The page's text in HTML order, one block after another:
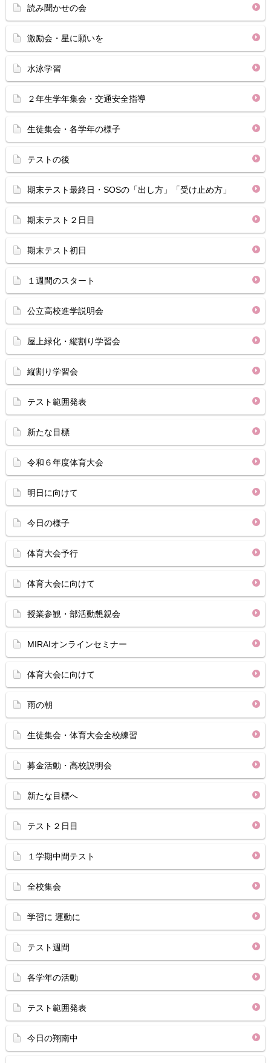
読み聞かせの会
激励会・星に願いを
水泳学習
２年生学年集会・交通安全指導
生徒集会・各学年の様子
テストの後
期末テスト最終日・SOSの「出し方」「受け止め方」
期末テスト２日目
期末テスト初日
１週間のスタート
公立高校進学説明会
屋上緑化・縦割り学習会
縦割り学習会
テスト範囲発表
新たな目標
令和６年度体育大会
明日に向けて
今日の様子
体育大会予行
体育大会に向けて
授業参観・部活動懇親会
MIRAIオンラインセミナー
体育大会に向けて
雨の朝
生徒集会・体育大会全校練習
募金活動・高校説明会
新たな目標へ
テスト２日目
１学期中間テスト
全校集会
学習に 運動に
テスト週間
各学年の活動
テスト範囲発表
今日の翔南中